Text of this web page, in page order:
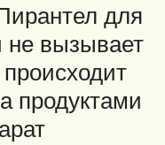
для
не вызывает
продуктами